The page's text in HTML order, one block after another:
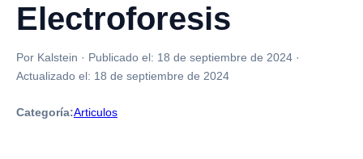
Electroforesis
Por Kalstein · Publicado el: 18 de septiembre de 2024 ·
Actualizado el: 18 de septiembre de 2024
Categoría:Articulos